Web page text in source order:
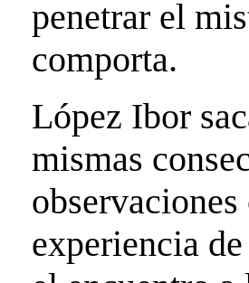
penetrar el
comporta.
López Ibor
mismas
experiencia